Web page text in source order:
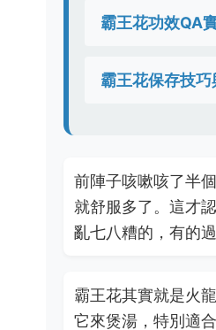
霸王花功效QA
霸王花保存技
前陣子咳嗽咳了半
就舒服多了。這才
亂七八糟的，有的
霸王花其實就是火
它來煲湯，特別適